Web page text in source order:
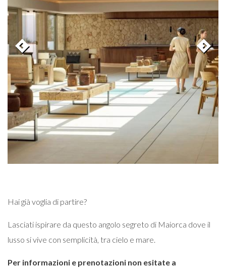
Hai già voglia di partire?
Lasciati ispirare da questo angolo segreto di Maiorca dove il
lusso si vive con semplicità, tra cielo e mare.
Per informazioni e prenotazioni non esitate a